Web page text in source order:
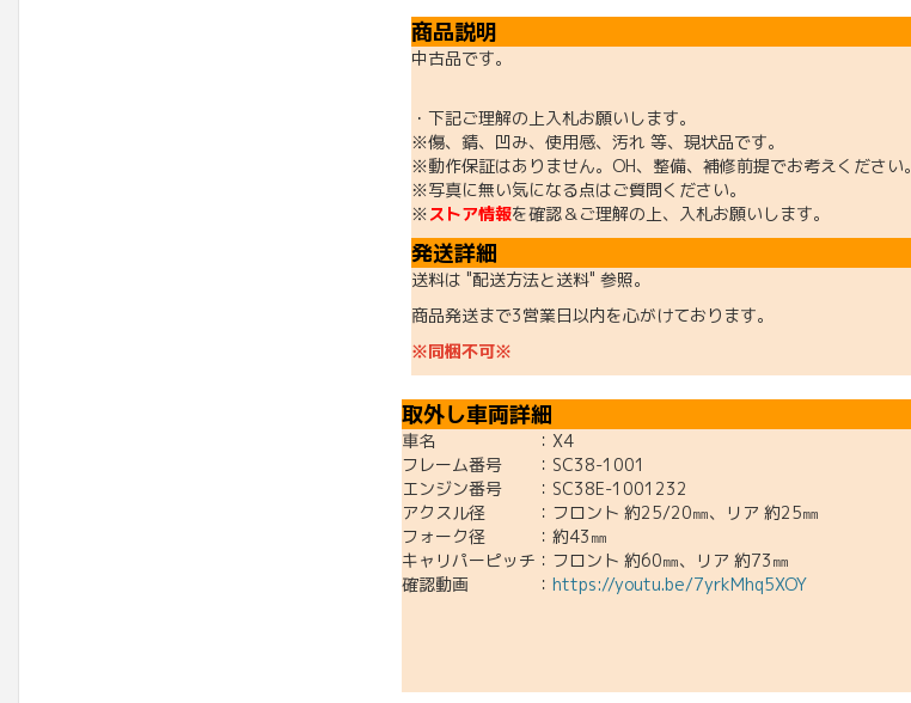
商品説明
中古品です。
・下記ご理解の上入札お願いします。
※傷、錆、凹み、使用感、汚れ 等、現状品です。
※動作保証はありません。OH、整備、補修前提でお考えください。
※写真に無い気になる点はご質問ください。
※ストア情報を確認＆ご理解の上、入札お願いします。
発送詳細
送料は "配送方法と送料" 参照。
商品発送まで3営業日以内を心がけております。
※同梱不可※
取外し車両詳細
車名 ：X4
フレーム番号 ：SC38-1001
エンジン番号 ：SC38E-1001232
アクスル径 ：フロント 約25/20㎜、リア 約25㎜
フォーク径 ：約43㎜
キャリパーピッチ：フロント 約60㎜、リア 約73㎜
確認動画 ： https://youtu.be/7yrkMhq5XOY